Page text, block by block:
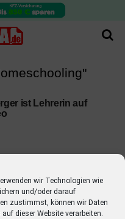
wir Technologien wie
und/oder darauf
zustimmst, können wir Daten
dieser Website verarbeiten.
ist Lehrerin auf